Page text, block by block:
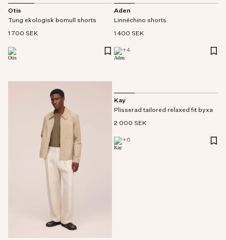
Otis
Tung ekologisk bomull shorts
1 700 SEK
Aden
Linnéchino shorts
1 400 SEK
+4
Kay
Plisserad tailored relaxed fit byxa
2 000 SEK
+6